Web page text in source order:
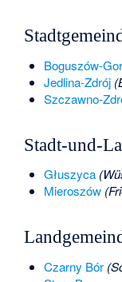
Boguszów-
Jedlina-Zdrój
Szczawno-
Stadt-und-
Głuszyca
Mieroszów
Czarny Bór